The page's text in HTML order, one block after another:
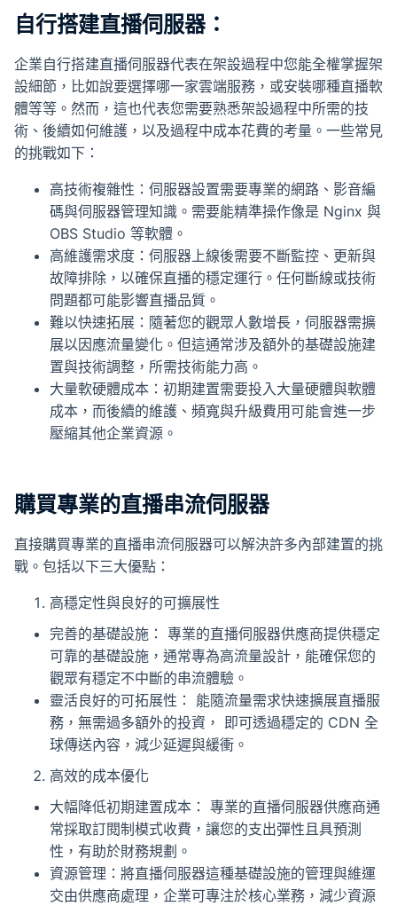
自行搭建直播伺服器：
企業自行搭建直播伺服器代表在架設過程中您能全權掌握架
設細節，比如說要選擇哪一家雲端服務，或安裝哪種直播軟
體等等。然而，這也代表您需要熟悉架設過程中所需的技
術、後續如何維護，以及過程中成本花費的考量。一些常見
的挑戰如下：
高技術複雜性：伺服器設置需要專業的網路、影音編
碼與伺服器管理知識。需要能精準操作像是 Nginx 與
OBS Studio 等軟體。
高維護需求度：伺服器上線後需要不斷監控、更新與
故障排除，以確保直播的穩定運行。任何斷線或技術
問題都可能影響直播品質。
難以快速拓展：隨著您的觀眾人數增長，伺服器需擴
展以因應流量變化。但這通常涉及額外的基礎設施建
置與技術調整，所需技術能力高。
大量軟硬體成本：初期建置需要投入大量硬體與軟體
成本，而後續的維護、頻寬與升級費用可能會進一步
壓縮其他企業資源。
購買專業的直播串流伺服器
直接購買專業的直播串流伺服器可以解決許多內部建置的挑
戰。包括以下三大優點：
高穩定性與良好的可擴展性
完善的基礎設施： 專業的直播伺服器供應商提供穩定
可靠的基礎設施，通常專為高流量設計，能確保您的
觀眾有穩定不中斷的串流體驗。
靈活良好的可拓展性： 能隨流量需求快速擴展直播服
務，無需過多額外的投資， 即可透過穩定的 CDN 全
球傳送內容，減少延遲與緩衝。
高效的成本優化
大幅降低初期建置成本： 專業的直播伺服器供應商通
常採取訂閱制模式收費，讓您的支出彈性且具預測
性，有助於財務規劃。
資源管理：將直播伺服器這種基礎設施的管理與維運
交由供應商處理，企業可專注於核心業務，減少資源